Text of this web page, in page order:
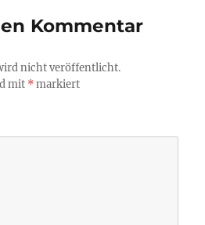
Kommentar
nicht veröffentlicht.
mit *markiert